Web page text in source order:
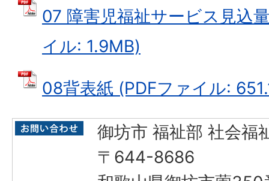
07 障害児福祉サービス見込
イル: 1.9MB)
08背表紙 (PDFファイル:
御坊市 福祉部 社会福
〒644-8686